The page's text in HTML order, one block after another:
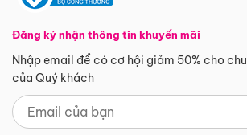
Đăng ký nhận thông tin khuyến mãi
Nhập email để có cơ hội giảm 50% cho
của Quý khách